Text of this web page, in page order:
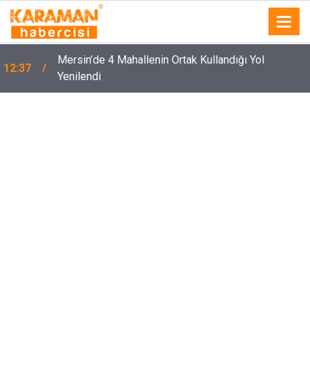
12:37
Mersin’de 4 Mahallenin Ortak Kullandığı Yol
Yenilendi